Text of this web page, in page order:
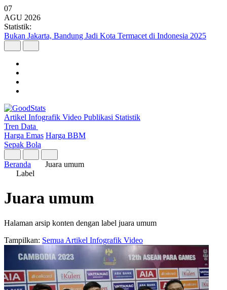
07
AGU 2026
Statistik:
Bukan Jakarta, Bandung Jadi Kota Termacet di Indonesia 2025
Artikel Infografik Video Publikasi Statistik
Tren Data
Harga Emas Harga BBM
Sepak Bola
Beranda
Juara umum
Label
Juara umum
Halaman arsip konten dengan label juara umum
Tampilkan: Semua Artikel Infografik Video